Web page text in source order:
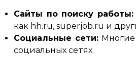
Сайты по поиску работы:
как hh.ru, superjob.ru и
Социальные сети:
социальных сетях.